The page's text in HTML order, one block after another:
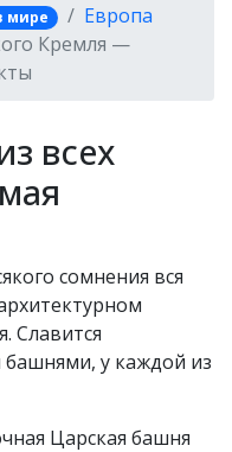
мире
Европа
Кремля —
всех
сомнения вся
Славится
у каждой из
Царская башня